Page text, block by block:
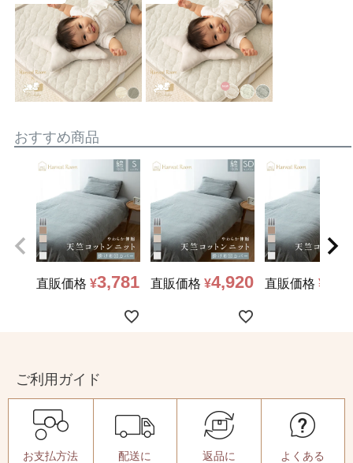
おすすめ商品
直販価格 ¥3,781 直販価格 ¥4,920 直販価格 ¥
ご利用ガイド
お支払方法
配送に
返品に
よくある